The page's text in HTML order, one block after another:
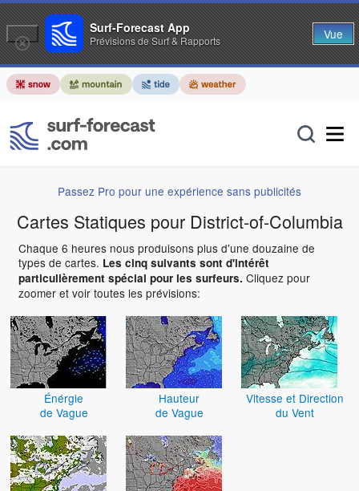
Passez Pro pour une expérience sans publicités
Cartes Statiques pour District-of-Columbia
Chaque 6 heures nous produisons plus d'une douzaine de
types de cartes. Les cinq suivants sont d'intérêt
particulièrement spécial pour les surfeurs. Cliquez pour
zoomer et voir toutes les prévisions:
Énérgie
de Vague
Hauteur
de Vague
Vitesse et Direction
du Vent
Surf-Forecast App
Prévisions de Surf & Rapports Vue